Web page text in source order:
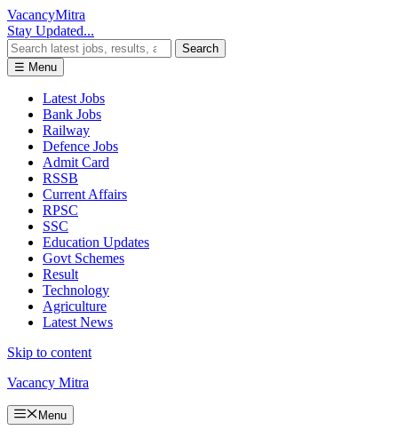
VacancyMitra
Stay Updated...
Search
☰ Menu
Latest Jobs
Bank Jobs
Railway
Defence Jobs
Admit Card
RSSB
Current Affairs
RPSC
SSC
Education Updates
Govt Schemes
Result
Technology
Agriculture
Latest News
Skip to content
Vacancy Mitra
Menu